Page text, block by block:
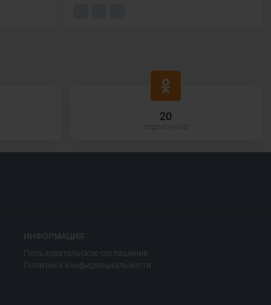
20
ИНФОРМАЦИЯ
Пользовательское соглашение
Политика конфиденциальности